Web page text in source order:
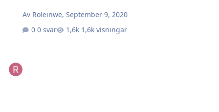
Av Roleinwe,September 9, 2020
0 svar
1,6k visningar